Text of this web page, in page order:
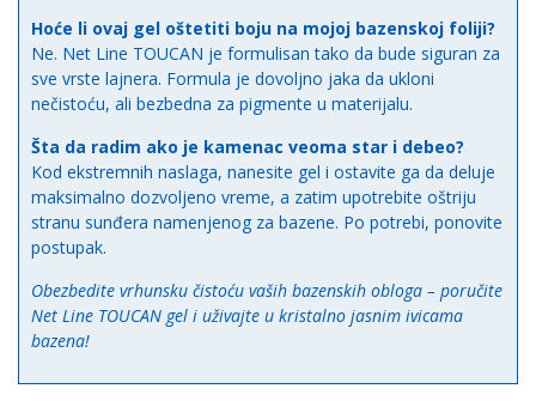
Hoće li ovaj gel oštetiti boju na mojoj bazenskoj foliji?
Ne. Net Line TOUCAN je formulisan tako da bude siguran za
sve vrste lajnera. Formula je dovoljno jaka da ukloni
nečistoću, ali bezbedna za pigmente u materijalu.
Šta da radim ako je kamenac veoma star i debeo?
Kod ekstremnih naslaga, nanesite gel i ostavite ga da deluje
maksimalno dozvoljeno vreme, a zatim upotrebite oštriju
stranu sunđera namenjenog za bazene. Po potrebi, ponovite
postupak.
Obezbedite vrhunsku čistoću vaših bazenskih obloga – poručite
Net Line TOUCAN gel i uživajte u kristalno jasnim ivicama
bazena!